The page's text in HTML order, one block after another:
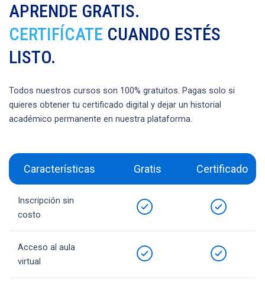
APRENDE GRATIS.
CERTIFÍCATE CUANDO ESTÉS
LISTO.
Todos nuestros cursos son 100% gratuitos. Pagas solo si
quieres obtener tu certificado digital y dejar un historial
académico permanente en nuestra plataforma.
Características Gratis Certificado
Inscripción sin
costo
Acceso al aula
virtual